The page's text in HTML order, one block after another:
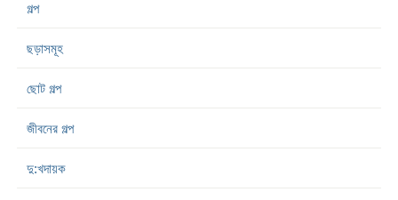
গল্প
ছড়াসমূহ
ছোট গল্প
জীবনের গল্প
দু:খদায়ক